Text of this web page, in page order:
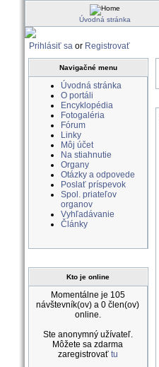
Úvodná stránka
Prihlásiť saor Registrovať
Navigačné menu
Úvodná stránka
O portáli
Encyklopédia
Fotogaléria
Fórum
Linky
Môj účet
Na stiahnutie
Organy
Otázky a odpovede
Poslať príspevok
Spol. priateľov
organov
Vyhľadávanie
Články
Kto je online
Momentálne je 105
návštevník(ov) a 0 člen(ov)
online.
Ste anonymný užívateľ.
Môžete sa zdarma
zaregistrovať tu